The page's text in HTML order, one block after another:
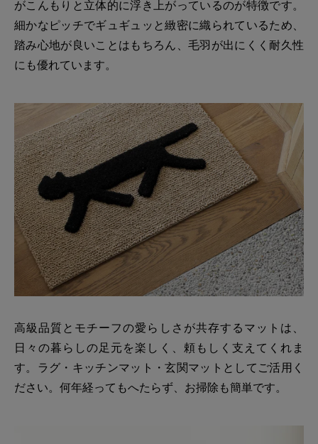
がこんもりと立体的に浮き上がっているのが特徴です。
細かなピッチでギュギュッと緻密に織られているため、
踏み心地が良いことはもちろん、毛羽が出にくく耐久性
にも優れています。
高級品質とモチーフの愛らしさが共存するマットは、
日々の暮らしの足元を楽しく、頼もしく支えてくれま
す。ラグ・キッチンマット・玄関マットとしてご活用く
ださい。何年経ってもへたらず、お掃除も簡単です。